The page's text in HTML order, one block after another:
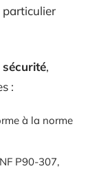
particulier
,
:
à la norme
P90-307,